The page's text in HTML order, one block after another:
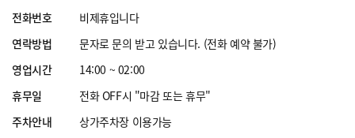
전화번호
비제휴입니다
연락방법
문자로 문의 받고 있습니다. (전화 예약 불가)
영업시간
14:00 ~ 02:00
휴무일
전화 OFF시 "마감 또는 휴무"
주차안내
상가주차장 이용가능